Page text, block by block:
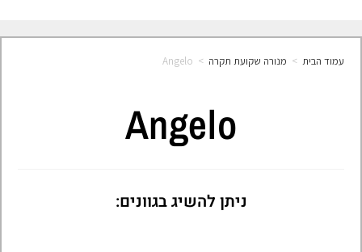
עמוד הבית > מנורה שקועת תקרה >
Angelo
Angelo
ניתן להשיג בגוונים: